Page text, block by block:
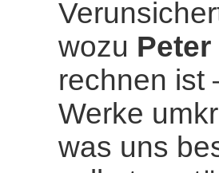
wozu
rechnen ist
Werke
was uns